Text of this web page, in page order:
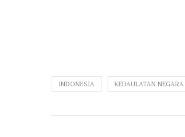
INDONESIA KEDAULATAN NEGARA